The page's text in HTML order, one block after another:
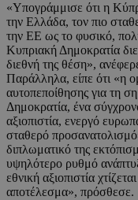
«Υπογράμμισε ότι η
την Ελλάδα, τον πιο
την ΕΕ ως το φυσικό,
Κυπριακή Δημοκρατία
διεθνή της θέση»,
Παράλληλα, είπε ότι «η
αυτοπεποίθησης για τη
Δημοκρατία, ένα
αξιοπιστία, ενεργό
σταθερό
διπλωματικό της
υψηλότερο ρυθμό
εθνική αξιοπιστία
αποτέλεσμα», πρόσθεσε.